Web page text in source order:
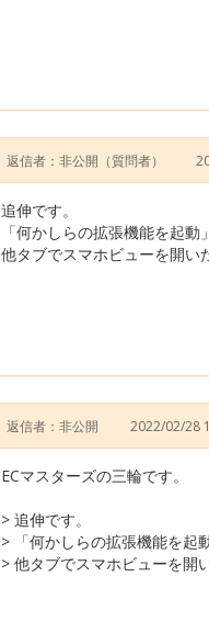
返信者：非公開 （質問者）
追伸です。
「何かしらの拡張機能を起
他タブでスマホビューを開
返信者：非公開 2022/02/28
ECマスターズの三輪です。
> 追伸です。
> 「何かしらの拡張機能を起
> 他タブでスマホビューを